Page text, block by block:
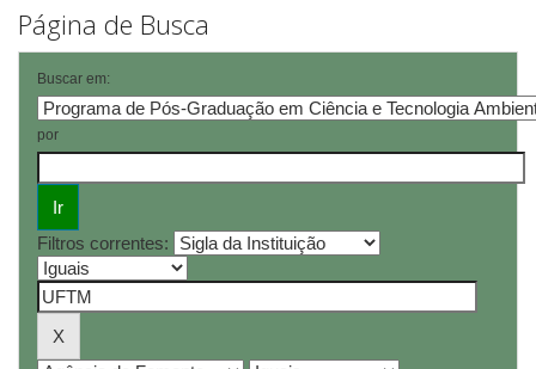
Página de Busca
Buscar em:
por
Filtros correntes: